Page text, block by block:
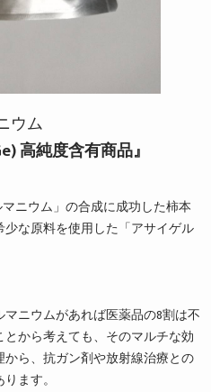
ウム
高純度含有商品』
ニウム」の合成に成功した柿本
な原料を使用した「アサイゲル
ニウムがあれば医薬品の8割は不
から考えても、そのマルチな効
ら、抗ガン剤や放射線治療との
ます。